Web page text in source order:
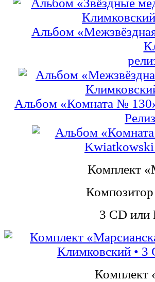
Альбом
Альбом «Комната №
Комплект
3 CD или
Комплект